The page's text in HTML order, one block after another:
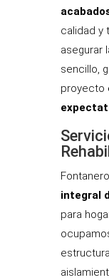
calidad y
asegurar
sencillo,
proyecto
integral
para